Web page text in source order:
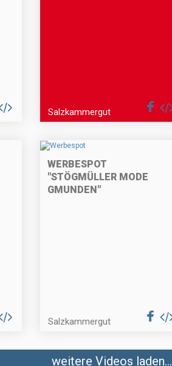
Salzkammergut
WERBESPOT
"STÖGMÜLLER MODE
GMUNDEN"
Salzkammergut
weitere Videos laden...